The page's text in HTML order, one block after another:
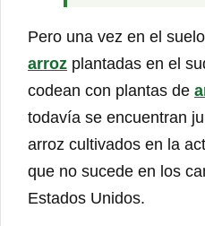
Pero una vez en el
arroz plantadas en el
codean con plantas de
todavía se encuentran
arroz cultivados en la
que no sucede en los
Estados Unidos.